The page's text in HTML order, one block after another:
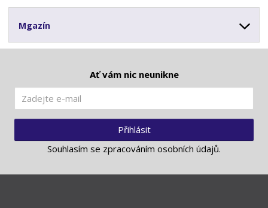
Mgazín
Ať vám nic neunikne
Přihlásit
Souhlasím se zpracováním osobních údajů.